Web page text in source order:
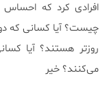
افرادی کرد که
چیست؟ آیا کسانی که
روزتر هستند؟ آیا
می‌کنند؟ خیر